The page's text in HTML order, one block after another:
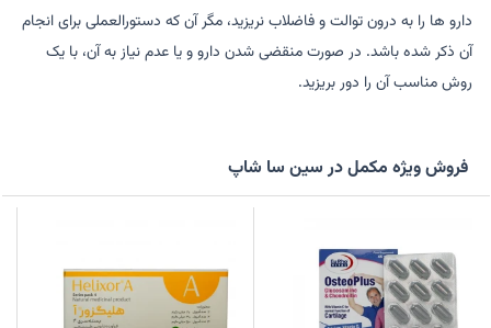
دارو ها را به درون توالت و فاضلاب نریزید، مگر آن که دستورالعملی برای انجام
آن ذکر شده باشد. در صورت منقضی شدن دارو و یا عدم نیاز به آن، با یک
روش مناسب آن را دور بریزید.
فروش ویژه مکمل در سین سا شاپ